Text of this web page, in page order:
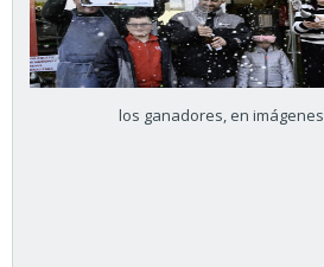
los ganadores, en imágenes